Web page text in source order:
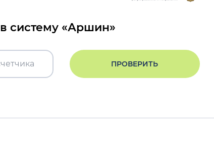
систему «Аршин»
ПРОВЕРИТЬ